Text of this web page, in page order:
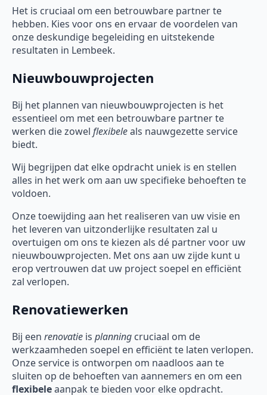
Het is cruciaal om een betrouwbare partner te
hebben. Kies voor ons en ervaar de voordelen van
onze deskundige begeleiding en uitstekende
resultaten in Lembeek.
Nieuwbouwprojecten
Bij het plannen van nieuwbouwprojecten is het
essentieel om met een betrouwbare partner te
werken die zowel flexibeleals nauwgezette service
biedt.
Wij begrijpen dat elke opdracht uniek is en stellen
alles in het werk om aan uw specifieke behoeften te
voldoen.
Onze toewijding aan het realiseren van uw visie en
het leveren van uitzonderlijke resultaten zal u
overtuigen om ons te kiezen als dé partner voor uw
nieuwbouwprojecten. Met ons aan uw zijde kunt u
erop vertrouwen dat uw project soepel en efficiënt
zal verlopen.
Renovatiewerken
Bij een renovatie is planning cruciaal om de
werkzaamheden soepel en efficiënt te laten verlopen.
Onze service is ontworpen om naadloos aan te
sluiten op de behoeften van aannemers en om een
flexibeleaanpak te bieden voor elke opdracht.